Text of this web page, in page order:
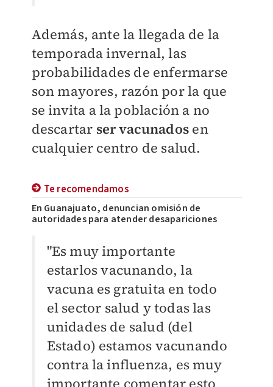
Además, ante la llegada de la
temporada invernal, las
probabilidades de enfermarse
son mayores, razón por la que
se invita a la población a no
descartar ser vacunados en
cualquier centro de salud.
Te recomendamos
En Guanajuato, denuncian omisión de
autoridades para atender desapariciones
"Es muy importante
estarlos vacunando, la
vacuna es gratuita en todo
el sector salud y todas las
unidades de salud (del
Estado) estamos vacunando
contra la influenza, es muy
importante comentar esto